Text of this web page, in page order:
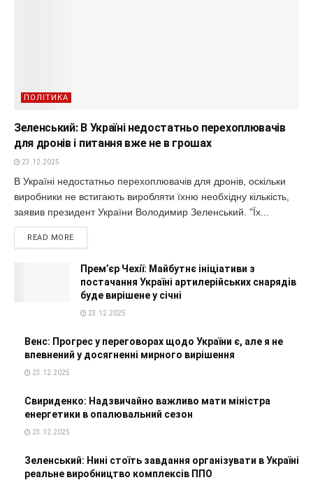
ПОЛІТИКА
Зеленський: В Україні недостатньо перехоплювачів
для дронів і питання вже не в грошах
23.12.2025
В Україні недостатньо перехоплювачів для дронів, оскільки
виробники не встигають виробляти їхню необхідну кількість,
заявив президент України Володимир Зеленський. "Їх...
READ MORE
Прем’єр Чехії: Майбутнє ініціативи з
постачання Україні артилерійських снарядів
буде вирішене у січні
23.12.2025
Венс: Прогрес у переговорах щодо України є, але я не
впевнений у досягненні мирного вирішення
23.12.2025
Свириденко: Надзвичайно важливо мати міністра
енергетики в опалювальний сезон
23.12.2025
Зеленський: Нині стоїть завдання організувати в Україні
реальне виробництво комплексів ППО